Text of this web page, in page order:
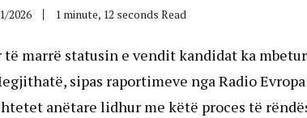
2026 1 minute, 12 seconds Read
marrë statusin e vendit kandidat ka
sipas raportimeve nga Radio
anëtare lidhur me këtë proces të